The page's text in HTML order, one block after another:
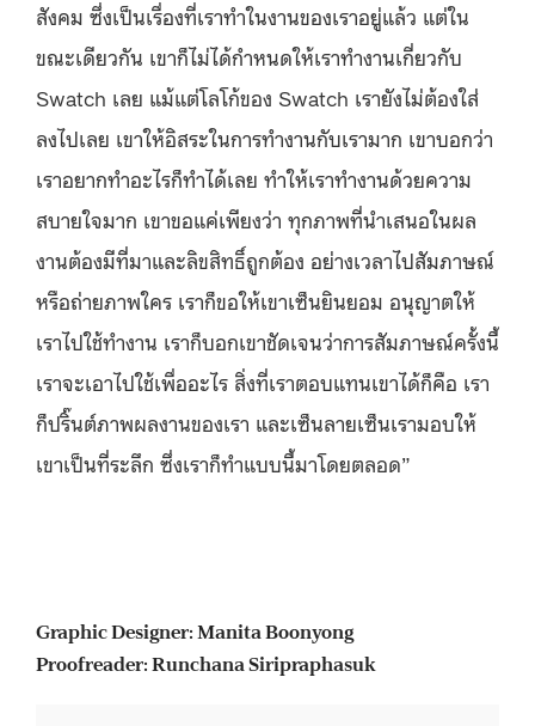
สังคม ซึ่งเป็นเรื่องที่เราทำในงานของเราอยู่แล้ว แต่ใน
ขณะเดียวกัน เขาก็ไม่ได้กำหนดให้เราทำงานเกี่ยวกับ
Swatch เลย แม้แต่โลโก้ของ Swatch เรายังไม่ต้องใส่
ลงไปเลย เขาให้อิสระในการทำงานกับเรามาก เขาบอกว่า
เราอยากทำอะไรก็ทำได้เลย ทำให้เราทำงานด้วยความ
สบายใจมาก เขาขอแค่เพียงว่า ทุกภาพที่นำเสนอในผล
งานต้องมีที่มาและลิขสิทธิ์ถูกต้อง อย่างเวลาไปสัมภาษณ์
หรือถ่ายภาพใคร เราก็ขอให้เขาเซ็นยินยอม อนุญาตให้
เราไปใช้ทำงาน เราก็บอกเขาชัดเจนว่าการสัมภาษณ์ครั้งนี้
เราจะเอาไปใช้เพื่ออะไร สิ่งที่เราตอบแทนเขาได้ก็คือ เรา
ก็ปริ๊นต์ภาพผลงานของเรา และเซ็นลายเซ็นเรามอบให้
เขาเป็นที่ระลึก ซึ่งเราก็ทำแบบนี้มาโดยตลอด”
Graphic Designer: Manita Boonyong
Proofreader: Runchana Siripraphasuk